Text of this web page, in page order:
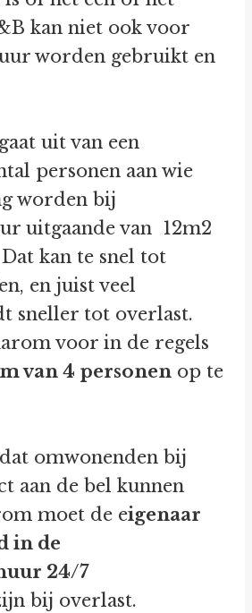
kan niet ook voor
worden gebruikt en
uit van een
personen aan wie
worden bij
uitgaande van 12m2
kan te snel tot
en juist veel
sneller tot overlast.
voor in de regels
van 4 personen op te
omwonenden bij
aan de bel kunnen
moet de eigenaar
in de
24/7
bij overlast.